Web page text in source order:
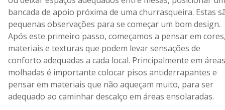
bancada de apoio próxima de uma churrasqueira. Estas
pequenas observações para se começar um bom design.
Após este primeiro passo, começamos a pensar em
materiais e texturas que podem levar sensações de
conforto adequadas a cada local. Principalmente em áreas
molhadas é importante colocar pisos antiderrapantes e
pensar em materiais que não aqueçam muito, para ser
adequado ao caminhar descalço em áreas ensolaradas.